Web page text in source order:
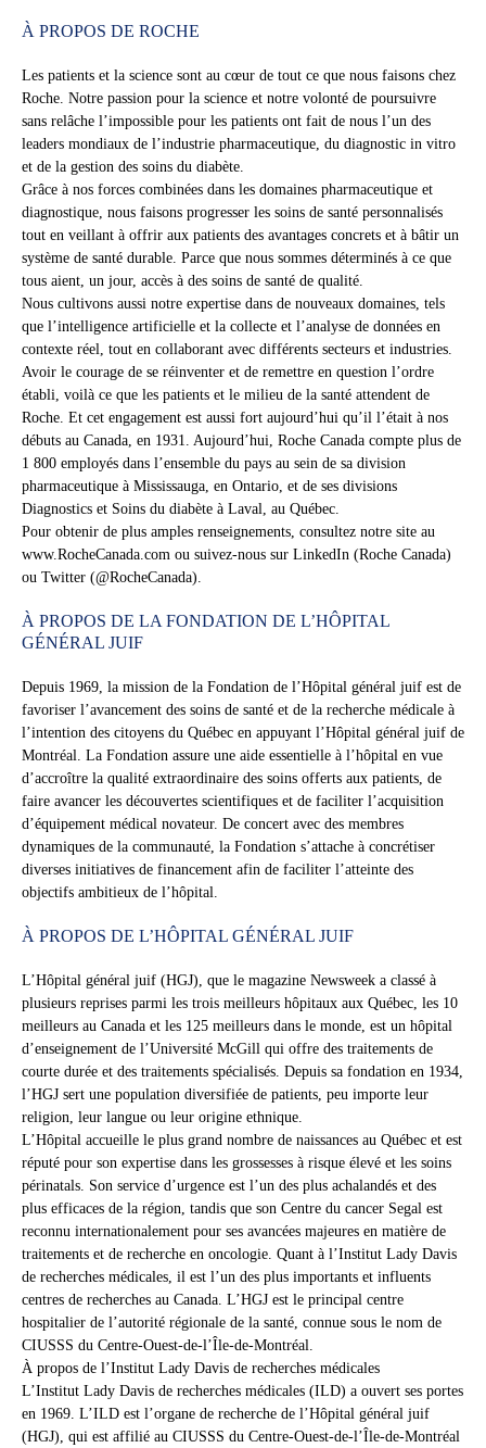
À PROPOS DE ROCHE
Les patients et la science sont au cœur de tout ce que nous faisons chez
Roche. Notre passion pour la science et notre volonté de poursuivre
sans relâche l’impossible pour les patients ont fait de nous l’un des
leaders mondiaux de l’industrie pharmaceutique, du diagnostic in vitro
et de la gestion des soins du diabète.
Grâce à nos forces combinées dans les domaines pharmaceutique et
diagnostique, nous faisons progresser les soins de santé personnalisés
tout en veillant à offrir aux patients des avantages concrets et à bâtir un
système de santé durable. Parce que nous sommes déterminés à ce que
tous aient, un jour, accès à des soins de santé de qualité.
Nous cultivons aussi notre expertise dans de nouveaux domaines, tels
que l’intelligence artificielle et la collecte et l’analyse de données en
contexte réel, tout en collaborant avec différents secteurs et industries.
Avoir le courage de se réinventer et de remettre en question l’ordre
établi, voilà ce que les patients et le milieu de la santé attendent de
Roche. Et cet engagement est aussi fort aujourd’hui qu’il l’était à nos
débuts au Canada, en 1931. Aujourd’hui, Roche Canada compte plus de
1 800 employés dans l’ensemble du pays au sein de sa division
pharmaceutique à Mississauga, en Ontario, et de ses divisions
Diagnostics et Soins du diabète à Laval, au Québec.
Pour obtenir de plus amples renseignements, consultez notre site au
www.RocheCanada.com ou suivez-nous sur LinkedIn (Roche Canada)
ou Twitter (@RocheCanada).
À PROPOS DE LA FONDATION DE L’HÔPITAL
GÉNÉRAL JUIF
Depuis 1969, la mission de la Fondation de l’Hôpital général juif est de
favoriser l’avancement des soins de santé et de la recherche médicale à
l’intention des citoyens du Québec en appuyant l’Hôpital général juif de
Montréal. La Fondation assure une aide essentielle à l’hôpital en vue
d’accroître la qualité extraordinaire des soins offerts aux patients, de
faire avancer les découvertes scientifiques et de faciliter l’acquisition
d’équipement médical novateur. De concert avec des membres
dynamiques de la communauté, la Fondation s’attache à concrétiser
diverses initiatives de financement afin de faciliter l’atteinte des
objectifs ambitieux de l’hôpital.
À PROPOS DE L’HÔPITAL GÉNÉRAL JUIF
L’Hôpital général juif (HGJ), que le magazine Newsweek a classé à
plusieurs reprises parmi les trois meilleurs hôpitaux aux Québec, les 10
meilleurs au Canada et les 125 meilleurs dans le monde, est un hôpital
d’enseignement de l’Université McGill qui offre des traitements de
courte durée et des traitements spécialisés. Depuis sa fondation en 1934,
l’HGJ sert une population diversifiée de patients, peu importe leur
religion, leur langue ou leur origine ethnique.
L’Hôpital accueille le plus grand nombre de naissances au Québec et est
réputé pour son expertise dans les grossesses à risque élevé et les soins
périnatals. Son service d’urgence est l’un des plus achalandés et des
plus efficaces de la région, tandis que son Centre du cancer Segal est
reconnu internationalement pour ses avancées majeures en matière de
traitements et de recherche en oncologie. Quant à l’Institut Lady Davis
de recherches médicales, il est l’un des plus importants et influents
centres de recherches au Canada. L’HGJ est le principal centre
hospitalier de l’autorité régionale de la santé, connue sous le nom de
CIUSSS du Centre-Ouest-de-l’Île-de-Montréal.
À propos de l’Institut Lady Davis de recherches médicales
L’Institut Lady Davis de recherches médicales (ILD) a ouvert ses portes
en 1969. L’ILD est l’organe de recherche de l’Hôpital général juif
(HGJ), qui est affilié au CIUSSS du Centre-Ouest-de-l’Île-de-Montréal